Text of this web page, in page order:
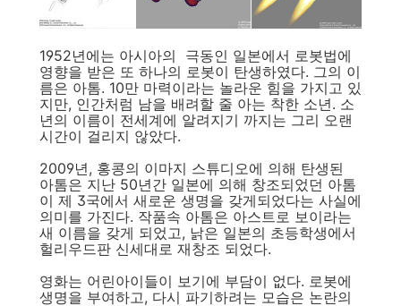
1952년에는 아시아의 극동인 일본에서 로봇법에
영향을 받은 또 하나의 로봇이 탄생하였다. 그의 이
름은 아톰. 10만 마력이라는 놀라운 힘을 가지고 있
지만, 인간처럼 남을 배려할 줄 아는 착한 소년. 소
년의 이름이 전세계에 알려지기 까지는 그리 오랜
시간이 걸리지 않았다.
2009년, 홍콩의 이마지 스튜디오에 의해 탄생된
아톰은 지난 50년간 일본에 의해 창조되었던 아톰
이 제 3국에서 새로운 생명을 갖게되었다는 사실에
의미를 가진다. 작품속 아톰은 아스트로 보이라는
새 이름을 갖게 되었고, 낡은 일본의 초등학생에서
헐리우드판 신세대로 재창조 되었다.
영화는 어린아이들이 보기에 부담이 없다. 로봇에
생명을 부여하고, 다시 파기하려는 모습은 논란의